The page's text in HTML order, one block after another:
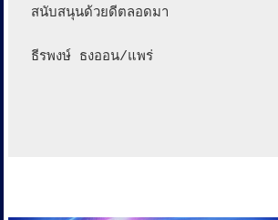
สนับสนุนด้วยดีตลอดมา
ธีรพงษ์ ธงออน/แพร่